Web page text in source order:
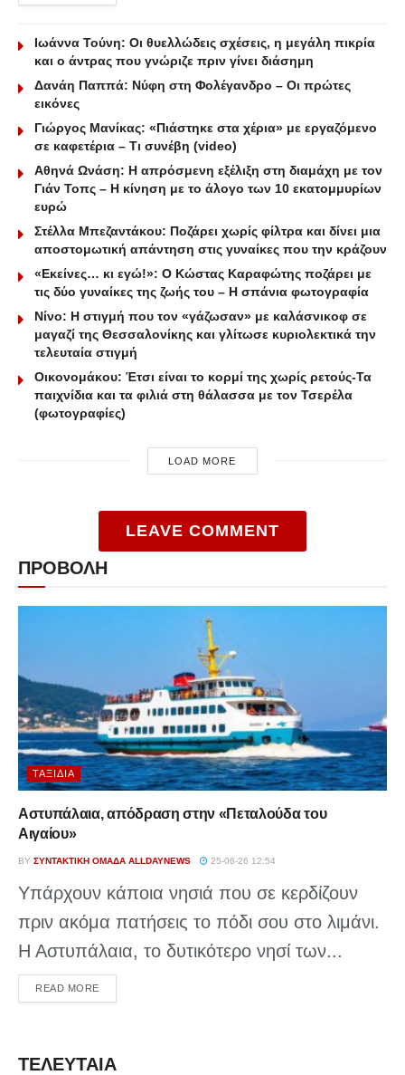
Ιωάννα Τούνη: Οι θυελλώδεις σχέσεις, η μεγάλη πικρία
και ο άντρας που γνώριζε πριν γίνει διάσημη
Δανάη Παππά: Νύφη στη Φολέγανδρο – Οι πρώτες
εικόνες
Γιώργος Μανίκας: «Πιάστηκε στα χέρια» με εργαζόμενο
σε καφετέρια – Tι συνέβη (video)
Αθηνά Ωνάση: Η απρόσμενη εξέλιξη στη διαμάχη με τον
Γιάν Τοπς – Η κίνηση με το άλογο των 10 εκατομμυρίων
ευρώ
Στέλλα Μπεζαντάκου: Ποζάρει χωρίς φίλτρα και δίνει μια
αποστομωτική απάντηση στις γυναίκες που την κράζουν
«Εκείνες… κι εγώ!»: Ο Κώστας Καραφώτης ποζάρει με
τις δύο γυναίκες της ζωής του – Η σπάνια φωτογραφία
Νίνο: Η στιγμή που τον «γάζωσαν» με καλάσνικοφ σε
μαγαζί της Θεσσαλονίκης και γλίτωσε κυριολεκτικά την
τελευταία στιγμή
Οικονομάκου: Έτσι είναι το κορμί της χωρίς ρετούς-Τα
παιχνίδια και τα φιλιά στη θάλασσα με τον Τσερέλα
(φωτογραφίες)
LOAD MORE
LEAVE COMMENT
ΠΡΟΒΟΛΗ
ΤΑΞΊΔΙΑ
Αστυπάλαια, απόδραση στην «Πεταλούδα του
Αιγαίου»
BY ΣΥΝΤΑΚΤΙΚΉ ΟΜΆΔΑ ALLDAYNEWS 25-06-26 12:54
Υπάρχουν κάποια νησιά που σε κερδίζουν
πριν ακόμα πατήσεις το πόδι σου στο λιμάνι.
Η Αστυπάλαια, το δυτικότερο νησί των...
READ MOREDETAILS
ΤΕΛΕΥΤΑΙΑ